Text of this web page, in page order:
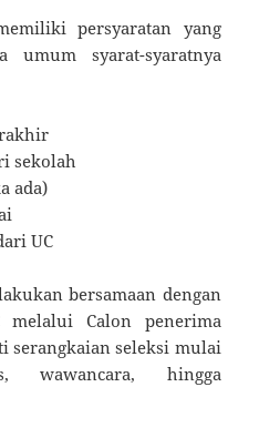
persyaratan yang
umum syarat-syaratnya
sekolah
ada)
UC
bersamaan dengan
melalui Calon penerima
serangkaian seleksi mulai
wawancara, hingga